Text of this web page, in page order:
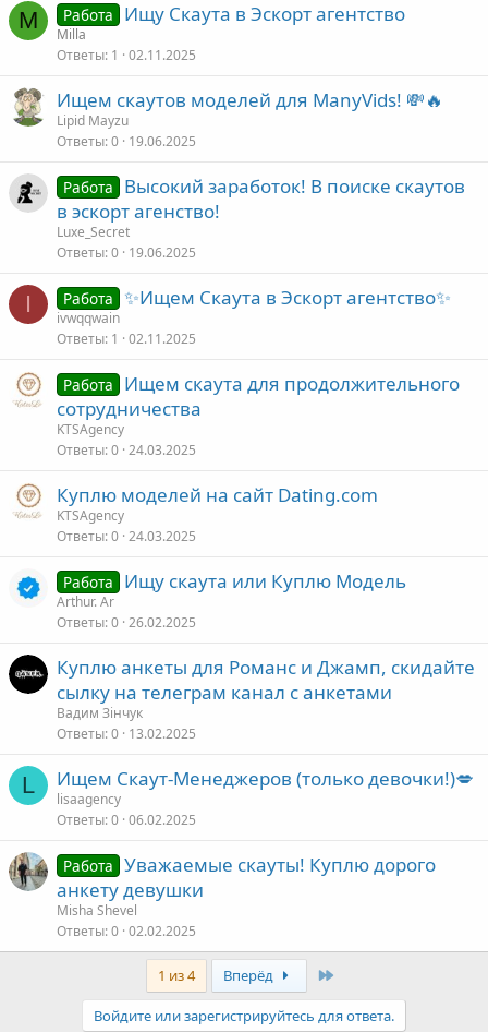
M Работа Ищу Скаута в Эскорт агентство
Milla
Ответы 1 02.11.2025
Ищем скаутов моделей для ManyVids! 💸🔥
Lipid Mayzu
Ответы 0 19.06.2025
Работа
Высокий заработок! В поиске скаутов
в эскорт агенство!
Luxe_Secret
Ответы 0 19.06.2025
I Работа ✨Ищем Скаута в Эскорт агентство✨
ivwqqwain
Ответы 1 02.11.2025
Работа
Ищем скаута для продолжительного
сотрудничества
KTSAgency
Ответы 0 24.03.2025
Куплю моделей на сайт Dating.com
KTSAgency
Ответы 0 24.03.2025
Работа Ищу скаута или Куплю Модель
Arthur. Ar
Ответы 0 26.02.2025
Куплю анкеты для Романс и Джамп, скидайте
сылку на телеграм канал с анкетами
Вадим Зінчук
Ответы 0 13.02.2025
L Ищем Скаут-Менеджеров (только девочки!)💋
lisaagency
Ответы 0 06.02.2025
Работа Уважаемые скауты! Куплю дорого
анкету девушки
Misha Shevel
Ответы 0 02.02.2025
1 из 4 Вперёд
Войдите или зарегистрируйтесь для ответа.